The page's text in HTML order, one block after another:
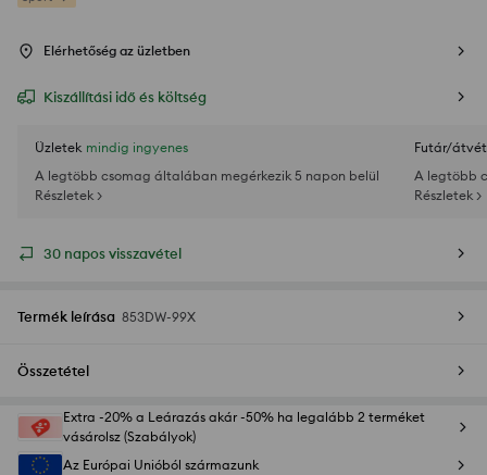
Elérhetőség az üzletben
Kiszállítási idő és költség
Üzletek mindig ingyenes
A legtöbb csomag általában megérkezik 5 napon belül
Részletek >
Futár/
A legtöbb
Részletek >
30 napos visszavétel
Termék leírása 853DW-99X
Összetétel
Extra -20% a Leárazás akár -50% ha legalább 2 terméket
vásárolsz (Szabályok)
Az Európai Unióból származunk